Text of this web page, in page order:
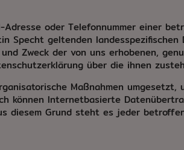
oder Telefonnummer einer
geltenden landesspezifischen
Zweck der von uns erhobenen,
über die ihnen
Maßnahmen umgesetzt,
können Internetbasierte
diesem Grund steht es jeder